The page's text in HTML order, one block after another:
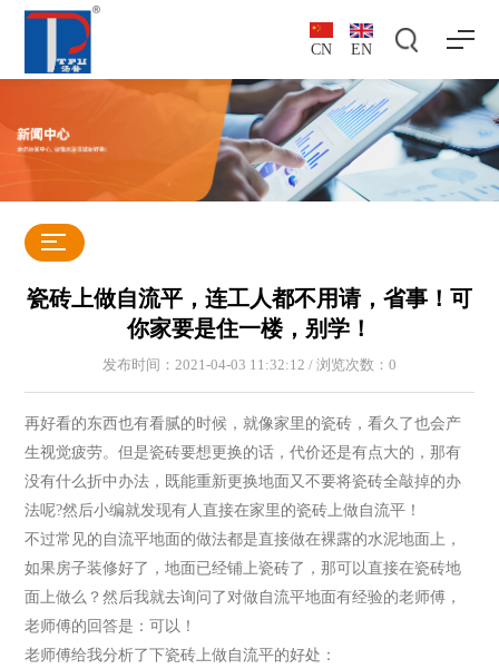
CN EN
瓷砖上做自流平，连工人都不用请，省事！可
你家要是住一楼，别学！
发布时间：2021-04-03 11:32:12 / 浏览次数： 0
再好看的东西也有看腻的时候，就像家里的瓷砖，看久了也会产
生视觉疲劳。但是瓷砖要想更换的话，代价还是有点大的，那有
没有什么折中办法，既能重新更换地面又不要将瓷砖全敲掉的办
法呢?然后小编就发现有人直接在家里的瓷砖上做自流平！
不过常见的自流平地面的做法都是直接做在裸露的水泥地面上，
如果房子装修好了，地面已经铺上瓷砖了，那可以直接在瓷砖地
面上做么？然后我就去询问了对做自流平地面有经验的老师傅，
老师傅的回答是：可以！
老师傅给我分析了下瓷砖上做自流平的好处：